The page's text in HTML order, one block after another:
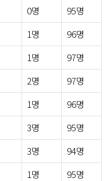
0명
95명
1명
96명
1명
97명
2명
97명
1명
96명
3명
95명
3명
94명
1명
95명